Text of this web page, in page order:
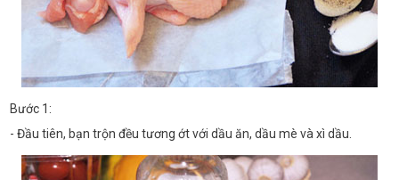
Bước 1:
- Đầu tiên, bạn trộn đều tương ớt với dầu ăn, dầu mè và xì dầu.